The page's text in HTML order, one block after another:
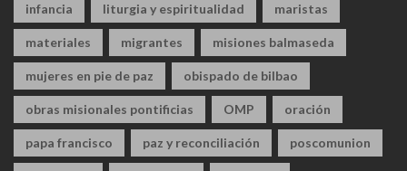
infancia liturgia y espiritualidad maristas
materiales migrantes misiones balmaseda
mujeres en pie de paz obispado de bilbao
obras misionales pontificias OMP oración
papa francisco paz y reconciliación poscomunion